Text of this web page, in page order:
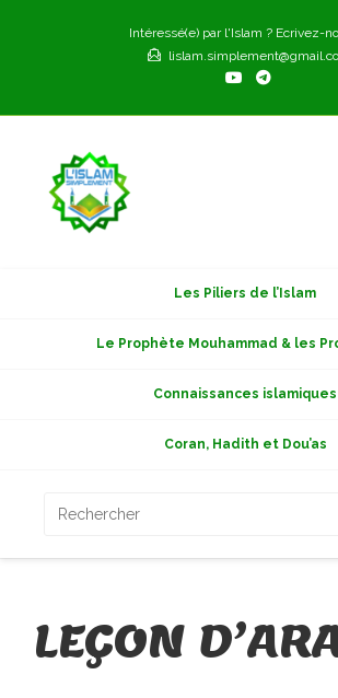
Intéressé(e) par l'Islam ? Ecrivez-
Les Piliers de l’Islam
Le Prophète Mouhammad & les
Connaissances islamiques
Coran, Hadith et Dou’as
LEÇON